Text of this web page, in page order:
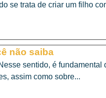
se trata de criar um filho
não saiba
sentido, é fundamental
assim como sobre...